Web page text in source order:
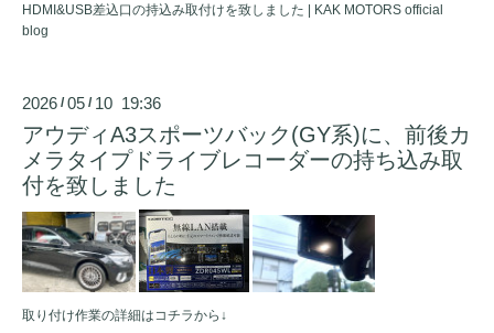
HDMI&USB差込口の持込み取付けを致しました | KAK MOTORS official
blog
2026 /05 / 10 19:36
アウディA3スポーツバック(GY系)に、前後カ
メラタイプドライブレコーダーの持ち込み取
付を致しました
取り付け作業の詳細はコチラから↓